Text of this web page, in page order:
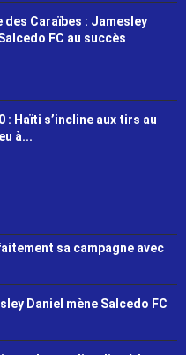
des Caraïbes : Jamesley
FC au succès
: Haïti s’incline aux tirs au
à...
sa campagne avec
Daniel mène Salcedo FC